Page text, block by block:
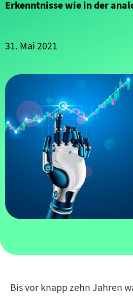
FAQ
Erkenntnisse wie in der
31. Mai 2021
Bis vor knapp zehn Jahren